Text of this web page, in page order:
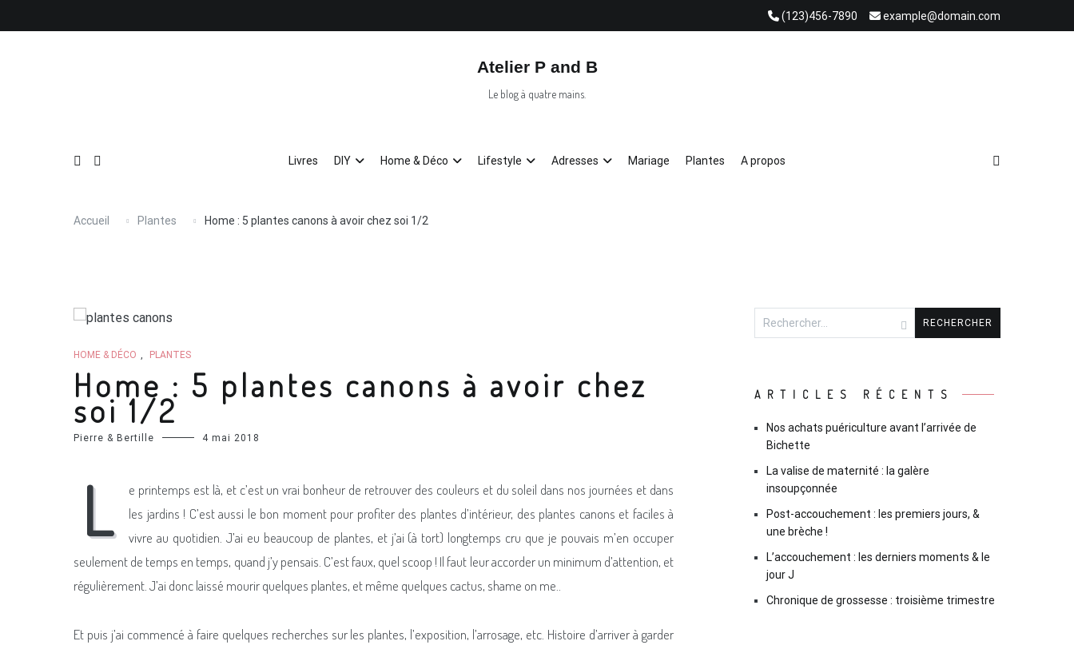
(123)456-7890 example@domain.com
Atelier P and B
Le blog à quatre mains.
Livres DIY Home & Déco Lifestyle Adresses Mariage Plantes A propos
Accueil Plantes Home : 5 plantes canons à avoir chez soi 1/2
HOME & DÉCO , PLANTES
Home : 5 plantes canons à avoir chez
soi 1/2
Pierre & Bertille 4 mai 2018
L
e printemps est là, et c’est un vrai bonheur de retrouver des couleurs et du soleil dans nos journées et dans
les jardins ! C’est aussi le bon moment pour profiter des plantes d’intérieur, des plantes canons et faciles à
vivre au quotidien. J’ai eu beaucoup de plantes, et j’ai (à tort) longtemps cru que je pouvais m’en occuper
seulement de temps en temps, quand j’y pensais. C’est faux, quel scoop ! Il faut leur accorder un minimum d’attention, et
régulièrement. J’ai donc laissé mourir quelques plantes, et même quelques cactus, shame on me..
Et puis j’ai commencé à faire quelques recherches sur les plantes, l’exposition, l’arrosage, etc. Histoire d’arriver à garder
Rechercher :
ARTICLES RÉCENTS
Nos achats puériculture avant l’arrivée de
Bichette
La valise de maternité : la galère
insoupçonnée
Post-accouchement : les premiers jours, &
une brèche !
L’accouchement : les derniers moments & le
jour J
Chronique de grossesse : troisième trimestre